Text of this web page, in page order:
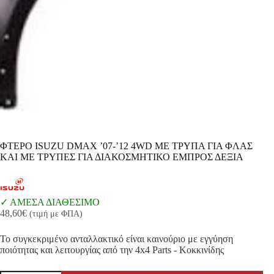
ΦΤΕΡΟ ISUZU DMAX ’07-’12 4WD ΜΕ ΤΡΥΠΑ ΓΙΑ ΦΛΑΣ
ΚΑΙ ΜΕ ΤΡΥΠΕΣ ΓΙΑ ΔΙΑΚΟΣΜΗΤΙΚΟ ΕΜΠΡΟΣ ΔΕΞΙΑ
ΑΜΕΣΑ ΔΙΑΘΕΣΙΜΟ
48,60€ (τιμή με ΦΠΑ)
Το συγκεκριμένο ανταλλακτικό είναι καινούριο με εγγύηση
ποιότητας και λειτουργίας από την 4x4 Parts - Κοκκινίδης